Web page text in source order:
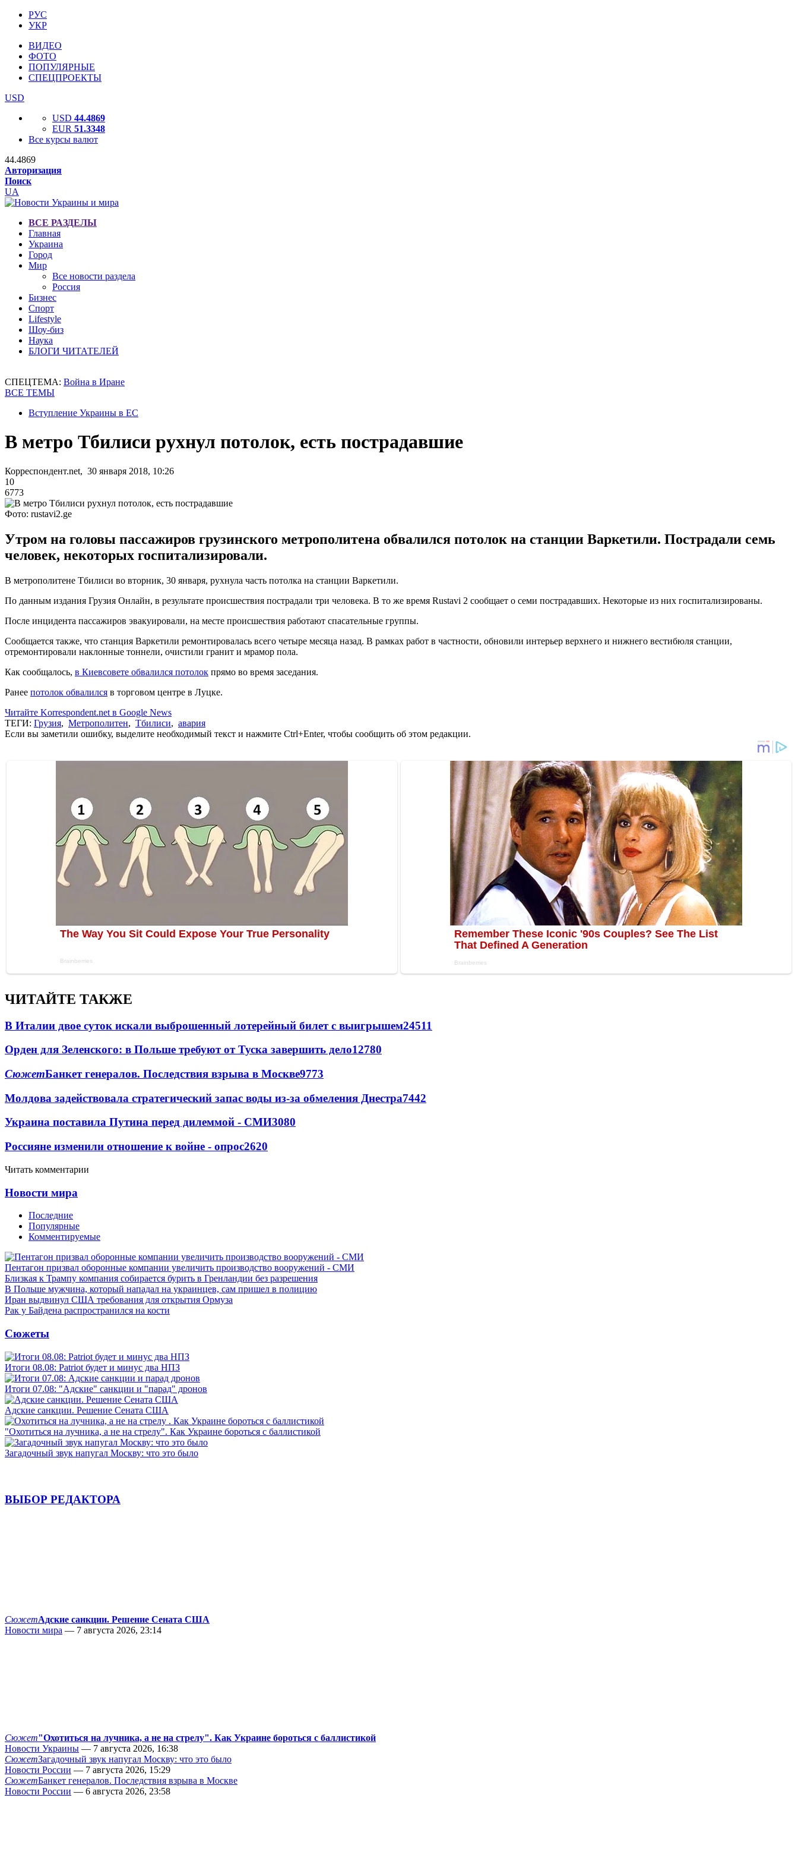
РУС
УКР
ВИДЕО
ФОТО
ПОПУЛЯРНЫЕ
СПЕЦПРОЕКТЫ
USD
USD 44.4869
EUR 51.3348
Все курсы валют
44.4869
Авторизация
Поиск
UA
ВСЕ РАЗДЕЛЫ
Главная
Украина
Город
Мир
Все новости раздела
Россия
Бизнес
Спорт
Lifestyle
Шоу-биз
Наука
БЛОГИ ЧИТАТЕЛЕЙ
СПЕЦТЕМА: Война в Иране
ВСЕ ТЕМЫ
Вступление Украины в ЕС
В метро Тбилиси рухнул потолок, есть пострадавшие
Корреспондент.net, 30 января 2018, 10:26
10
6773
Фото: rustavi2.ge
Утром на головы пассажиров грузинского метрополитена обвалился потолок на станции Варкетили. Пострадали семь
человек, некоторых госпитализировали.
В метрополитене Тбилиси во вторник, 30 января, рухнула часть потолка на станции Варкетили.
По данным издания Грузия Онлайн, в результате происшествия пострадали три человека. В то же время Rustavi 2 сообщает о семи пострадавших. Некоторые из них госпитализированы.
После инцидента пассажиров эвакуировали, на месте происшествия работают спасательные группы.
Сообщается также, что станция Варкетили ремонтировалась всего четыре месяца назад. В рамках работ в частности, обновили интерьер верхнего и нижнего вестибюля станции,
отремонтировали наклонные тоннели, очистили гранит и мрамор пола.
Как сообщалось, в Киевсовете обвалился потолок прямо во время заседания.
Ранее потолок обвалился в торговом центре в Луцке.
Читайте Korrespondent.net в Google News
ТЕГИ: Грузия, Метрополитен, Тбилиси, авария
Если вы заметили ошибку, выделите необходимый текст и нажмите Ctrl+Enter, чтобы сообщить об этом редакции.
ЧИТАЙТЕ ТАКЖЕ
В Италии двое суток искали выброшенный лотерейный билет с выигрышем24511
Орден для Зеленского: в Польше требуют от Туска завершить дело12780
СюжетБанкет генералов. Последствия взрыва в Москве9773
Молдова задействовала стратегический запас воды из-за обмеления Днестра7442
Украина поставила Путина перед дилеммой - СМИ3080
Россияне изменили отношение к войне - опрос2620
Читать комментарии
Новости мира
Последние
Популярные
Комментируемые
Пентагон призвал оборонные компании увеличить производство вооружений - СМИ
Близкая к Трампу компания собирается бурить в Гренландии без разрешения
В Польше мужчина, который нападал на украинцев, сам пришел в полицию
Иран выдвинул США требования для открытия Ормуза
Рак у Байдена распространился на кости
Сюжеты
Итоги 08.08: Patriot будет и минус два НПЗ
Итоги 07.08: "Адские" санкции и "парад" дронов
Адские санкции. Решение Сената США
"Охотиться на лучника, а не на стрелу". Как Украине бороться с баллистикой
Загадочный звук напугал Москву: что это было
ВЫБОР РЕДАКТОРА
СюжетАдские санкции. Решение Сената США
Новости мира — 7 августа 2026, 23:14
Сюжет"Охотиться на лучника, а не на стрелу". Как Украине бороться с баллистикой
Новости Украины — 7 августа 2026, 16:38
СюжетЗагадочный звук напугал Москву: что это было
Новости России — 7 августа 2026, 15:29
СюжетБанкет генералов. Последствия взрыва в Москве
Новости России — 6 августа 2026, 23:58